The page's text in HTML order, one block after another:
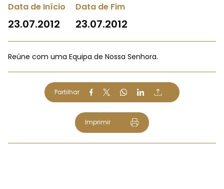
Data de Início
23.07.2012
Data de Fim
23.07.2012
Reúne com uma Equipa de Nossa Senhora.
Partilhar
Imprimir